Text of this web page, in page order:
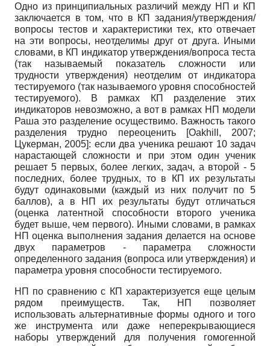
Одно из принципиальных различий между НП и КП
заключается в том, что в КП задания/утверждения/
вопросы тестов и характеристики тех, кто отвечает
на эти вопросы, неотделимы друг от друга. Иными
словами, в КП индикатор утверждения/вопроса теста
(так называемый показатель сложности или
трудности утверждения) неотделим от индикатора
тестируемого (так называемого уровня способностей
тестируемого). В рамках КП разделение этих
индикаторов невозможно, а вот в рамках НП модели
Раша это разделение осуществимо. Важность такого
разделения трудно переоценить
[Oakhill, 2007;
Цукерман, 2005]: если два ученика решают 10 задач
нарастающей сложности и при этом один ученик
решает 5 первых, более легких, задач, а второй - 5
последних, более трудных, то в КП их результаты
будут одинаковыми (каждый из них получит по 5
баллов), а в НП их результаты будут отличаться
(оценка латентной способности второго ученика
будет выше, чем первого). Иными словами, в рамках
НП оценка выполнения задания делается на основе
двух параметров - параметра сложности
определенного задания (вопроса или утверждения) и
параметра уровня способности тестируемого.
НП по сравнению с КП характеризуется еще целым
рядом преимуществ. Так, НП позволяет
использовать альтернативные формы одного и того
же инструмента или даже неперекрывающиеся
наборы утверждений для получения гомогенной